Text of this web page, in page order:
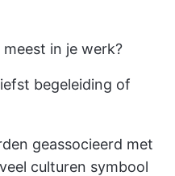
in je werk?
begeleiding of
geassocieerd met
culturen symbool